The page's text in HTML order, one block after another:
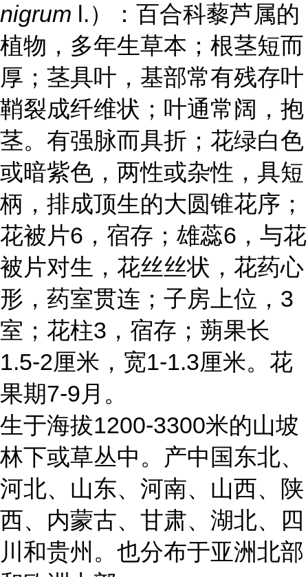
nigrum l.）：百合科藜芦属的
植物，多年生草本；根茎短而
厚；茎具叶，基部常有残存叶
鞘裂成纤维状；叶通常阔，抱
茎。有强脉而具折；花绿白色
或暗紫色，两性或杂性，具短
柄，排成顶生的大圆锥花序；
花被片6，宿存；雄蕊6，与花
被片对生，花丝丝状，花药心
形，药室贯连；子房上位，3
室；花柱3，宿存；蒴果长
1.5-2厘米，宽1-1.3厘米。花
果期7-9月。
生于海拔1200-3300米的山坡
林下或草丛中。产中国东北、
河北、山东、河南、山西、陕
西、内蒙古、甘肃、湖北、四
川和贵州。也分布于亚洲北部